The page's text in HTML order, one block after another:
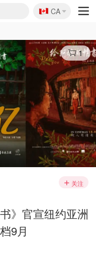
🇨🇦
CA
1
关注
》官宣纽约亚洲
9月